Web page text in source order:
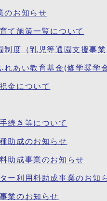
のお知らせ
て施策一覧について
度（乳児等通園支援事
あい教育基金(修学奨学
金について
続き等について
助成のお知らせ
助成事業のお知らせ
ー利用料助成事業のお知
業のお知らせ